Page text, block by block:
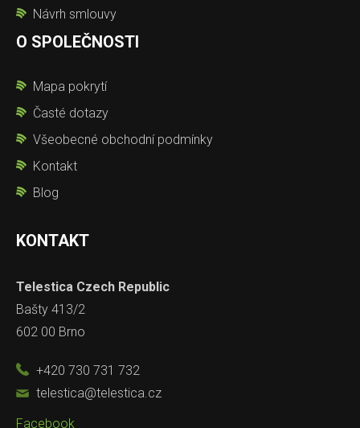
Návrh smlouvy
O SPOLEČNOSTI
Mapa pokrytí
Časté dotazy
Všeobecné obchodní podmínky
Kontakt
Blog
KONTAKT
Telestica Czech Republic
Bašty 413/2
602 00 Brno
+420 730 731 732
telestica@telestica.cz
Facebook